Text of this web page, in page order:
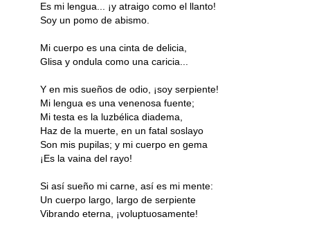
Es mi lengua... ¡y atraigo como el llanto!
Soy un pomo de abismo.
Mi cuerpo es una cinta de delicia,
Glisa y ondula como una caricia...
Y en mis sueños de odio, ¡soy serpiente!
Mi lengua es una venenosa fuente;
Mi testa es la luzbélica diadema,
Haz de la muerte, en un fatal soslayo
Son mis pupilas; y mi cuerpo en gema
¡Es la vaina del rayo!
Si así sueño mi carne, así es mi mente:
Un cuerpo largo, largo de serpiente
Vibrando eterna, ¡voluptuosamente!